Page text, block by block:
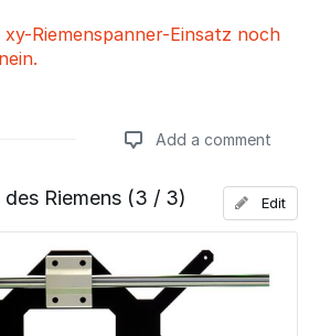
xy-Riemenspanner-Einsatz noch
Add a comment
Add a comment
des Riemens (3 / 3) Edit